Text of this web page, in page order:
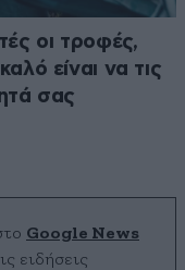
οι τροφές,
είναι να τις
σας
Google News
ειδήσεις